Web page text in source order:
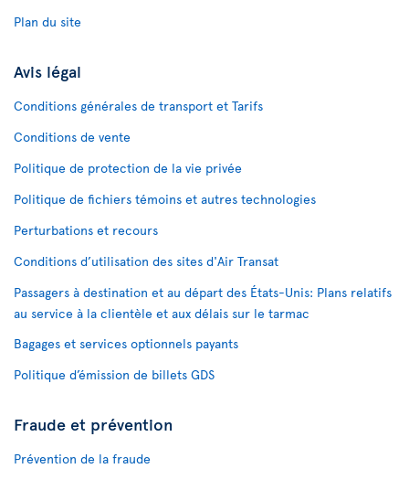
Plan du site
Avis légal
Conditions générales de transport et Tarifs
Conditions de vente
Politique de protection de la vie privée
Politique de fichiers témoins et autres technologies
Perturbations et recours
Conditions d’utilisation des sites d'Air Transat
Passagers à destination et au départ des États-Unis: Plans relatifs
au service à la clientèle et aux délais sur le tarmac
Bagages et services optionnels payants
Politique d’émission de billets GDS
Fraude et prévention
Prévention de la fraude